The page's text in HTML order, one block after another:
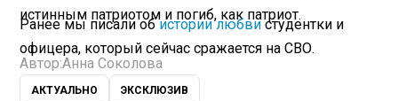
истинным патриотом и погиб, как патриот.
Ранее мы писали обистории любвистудентки и
офицера, который сейчас сражается на СВО.
Автор:Анна Соколова
АКТУАЛЬНО ЭКСКЛЮЗИВ